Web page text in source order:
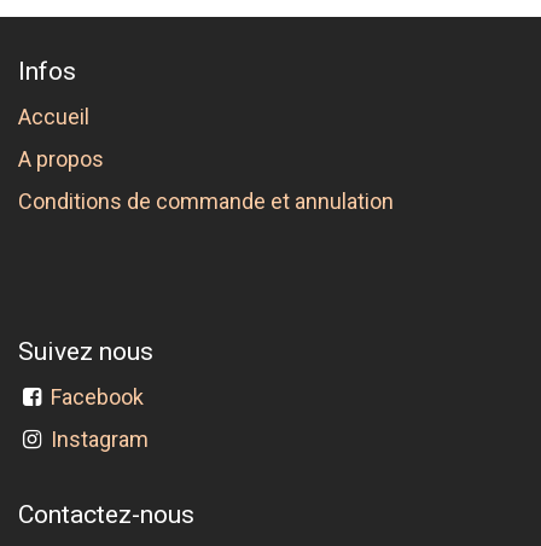
Infos
Accueil
A propos
Conditions de commande et annulation
Suivez nous
Facebook
Instagram
Contactez-nous